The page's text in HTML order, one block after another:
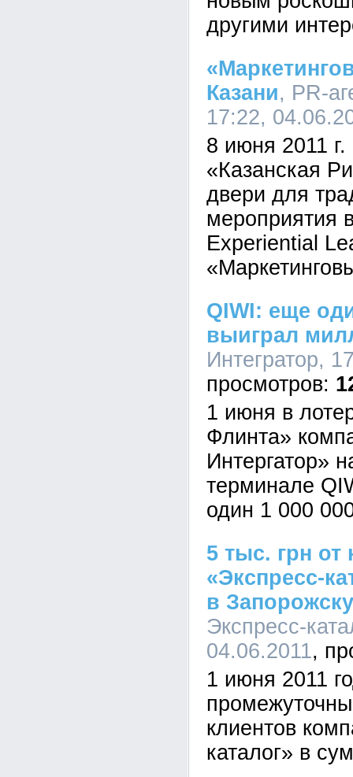
другими
Казани, PR-
17:22,
8 июня 2011
«Казанская
двери для
мероприятия
Experiential
QIWI: еще
выиграл
Интегратор,
1 июня в
Флинта»
Интергатор»
терминале
один 1 000
5 тыс. грн от
«Экспресс-
в
Экспресс-
04.06.2011
1 июня 2011
клиентов
каталог» в